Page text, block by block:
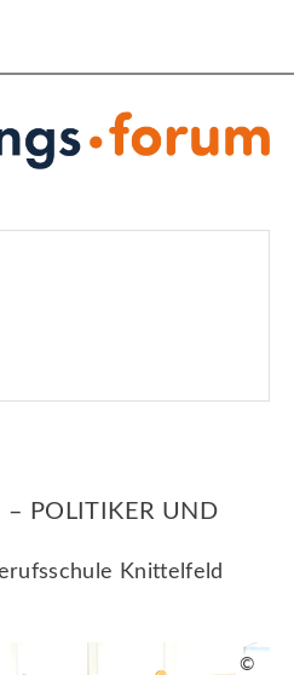
– POLITIKER UND
Knittelfeld
©